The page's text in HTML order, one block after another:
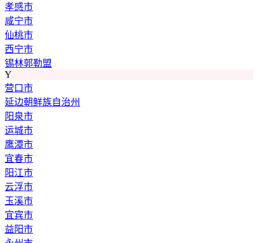
孝感市
咸宁市
仙桃市
西宁市
锡林郭勒盟
Y
营口市
延边朝鲜族自治州
阳泉市
运城市
鹰潭市
宜春市
阳江市
云浮市
玉溪市
宜宾市
益阳市